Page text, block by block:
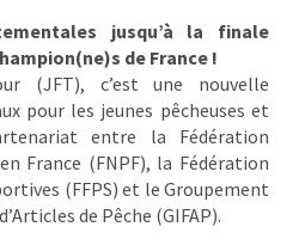
jusqu’à la finale
de France !
(JFT), c’est une nouvelle
pour les jeunes pêcheuses et
entre la Fédération
France (FNPF), la Fédération
(FFPS) et le Groupement
de Pêche (GIFAP).